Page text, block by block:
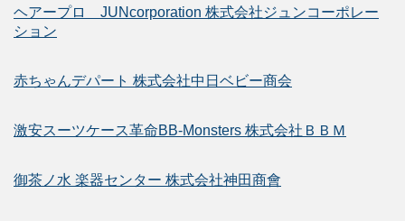
ヘアープロ JUNcorporation 株式会社ジュンコーポレー
ション
赤ちゃんデパート 株式会社中日ベビー商会
激安スーツケース革命BB-Monsters 株式会社ＢＢＭ
御茶ノ水 楽器センター 株式会社神田商會